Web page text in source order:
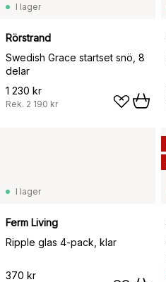
I lager
Rörstrand
Swedish Grace startset snö, 8
delar
1 230 kr
Rek. 2 190 kr
I lager
Ferm Living
Ripple glas 4-pack, klar
370 kr